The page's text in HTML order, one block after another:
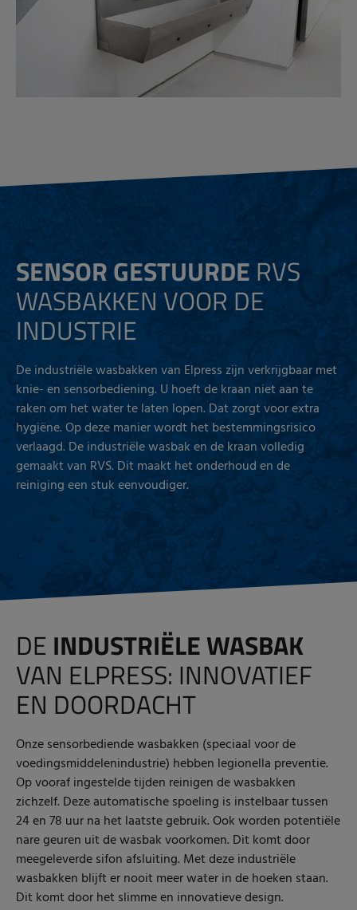
SENSOR GESTUURDE RVS
WASBAKKEN VOOR DE
INDUSTRIE
De industriële wasbakken van Elpress zijn verkrijgbaar met
knie- en sensorbediening. U hoeft de kraan niet aan te
raken om het water te laten lopen. Dat zorgt voor extra
hygiëne. Op deze manier wordt het bestemmingsrisico
verlaagd. De industriële wasbak en de kraan volledig
gemaakt van RVS. Dit maakt het onderhoud en de
reiniging een stuk eenvoudiger.
DE INDUSTRIËLE WASBAK
VAN ELPRESS: INNOVATIEF
EN DOORDACHT
Onze sensorbediende wasbakken (speciaal voor de
voedingsmiddelenindustrie) hebben legionella preventie.
Op vooraf ingestelde tijden reinigen de wasbakken
zichzelf. Deze automatische spoeling is instelbaar tussen
24 en 78 uur na het laatste gebruik. Ook worden potentiële
nare geuren uit de wasbak voorkomen. Dit komt door
meegeleverde sifon afsluiting. Met deze industriële
wasbakken blijft er nooit meer water in de hoeken staan.
Dit komt door het slimme en innovatieve design.